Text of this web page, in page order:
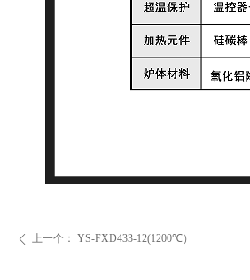
ꄴ 上一个： YS-FXD433-12(1200℃）